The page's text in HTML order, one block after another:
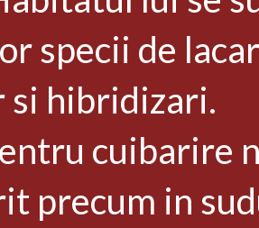
specii de
si hibridizari.
cuibarire
precum in